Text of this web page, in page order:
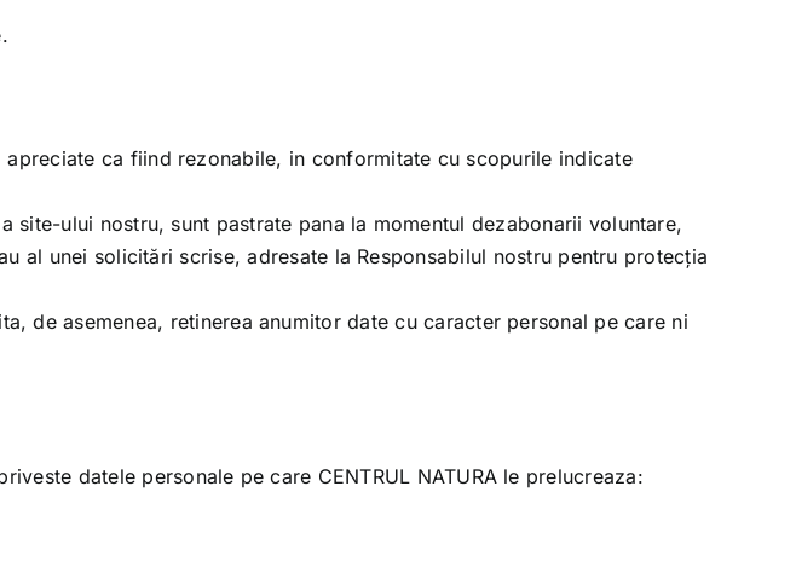
.
ca fiind rezonabile, in conformitate cu scopurile indicate
ului nostru, sunt pastrate pana la momentul dezabonarii voluntare,
al unei solicitări scrise, adresate la Responsabilul nostru pentru protecția
de asemenea, retinerea anumitor date cu caracter personal pe care ni
datele personale pe care CENTRUL NATURA le prelucreaza: